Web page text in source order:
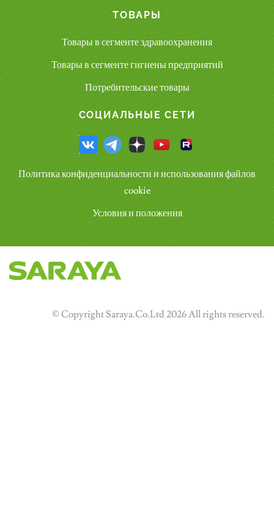
ТОВАРЫ
Товары в сегменте здравоохранения
Товары в сегменте гигиены предприятий
Потребительские товары
СОЦИАЛЬНЫЕ СЕТИ
Политика конфиденциальности и использования файлов
cookie
Условия и положения
© Copyright Saraya.Co.Ltd 2026 All rights reserved.